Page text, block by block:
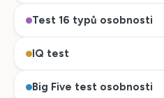
Test 16 typů osobnosti
IQ test
Big Five test osobnosti